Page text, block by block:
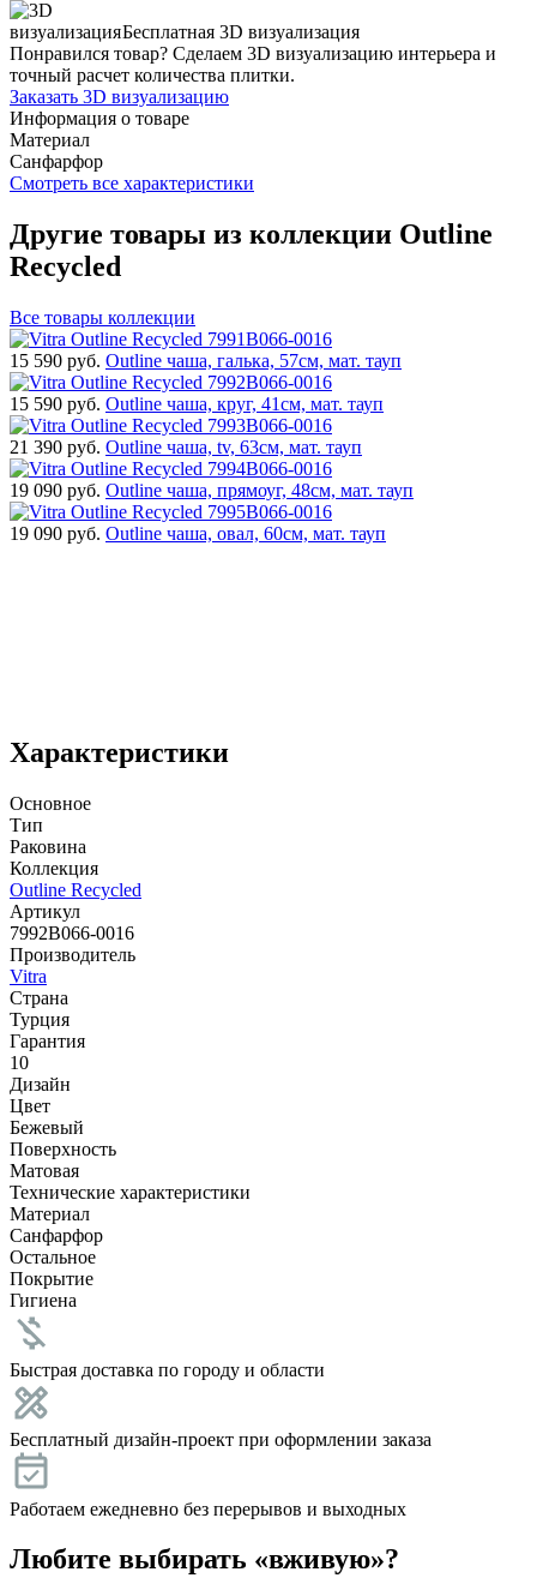
Бесплатная 3D визуализация
Понравился товар? Сделаем 3D визуализацию интерьера и
точный расчет количества плитки.
Заказать 3D визуализацию
Информация о товаре
Материал
Санфарфор
Смотреть все характеристики
Другие товары из коллекции Outline
Recycled
Все товары коллекции
15 590 руб. Outline чаша, галька, 57cм, мат. тауп
15 590 руб. Outline чаша, круг, 41cм, мат. тауп
21 390 руб. Outline чаша, tv, 63cм, мат. тауп
19 090 руб. Outline чаша, прямоуг, 48cм, мат. тауп
19 090 руб. Outline чаша, овал, 60cм, мат. тауп
Характеристики
Основное
Тип
Раковина
Коллекция
Outline Recycled
Артикул
7992B066-0016
Производитель
Vitra
Страна
Турция
Гарантия
10
Дизайн
Цвет
Бежевый
Поверхность
Матовая
Технические характеристики
Материал
Санфарфор
Остальное
Покрытие
Гигиена
Быстрая доставка по городу и области
Бесплатный дизайн-проект при оформлении заказа
Работаем ежедневно без перерывов и выходных
Любите выбирать «вживую»?